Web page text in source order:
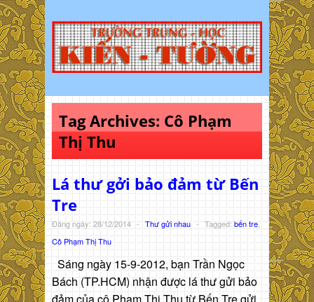
Tag Archives: Cô Phạm
Thị Thu
Lá thư gởi bảo đảm từ Bến
Tre
Đăng ngày: 28/12/2014 - Thư gửi nhau - Tagged: bến tre
Cô Phạm Thị Thu
Sáng ngày 15-9-2012, bạn Trần Ngọc
Bách (TP.HCM) nhận được lá thư gửi bảo
đảm của cô Phạm Thị Thu từ Bến Tre gửi